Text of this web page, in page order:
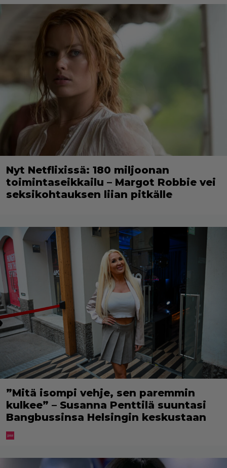
Nyt Netflixissä: 180 miljoonan
toimintaseikkailu – Margot Robbie vei
seksikohtauksen liian pitkälle
”Mitä isompi vehje, sen paremmin
kulkee” – Susanna Penttilä suuntasi
Bangbussinsa Helsingin keskustaan